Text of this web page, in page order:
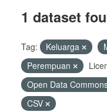
1 dataset
Tag: Keluarga
Perempuan
Open Data
CSV